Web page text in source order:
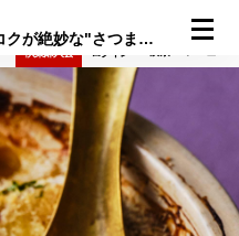
ほっこりとした甘味とクリームのコクが絶妙な"さつまいもと鮭のコーングラタン"